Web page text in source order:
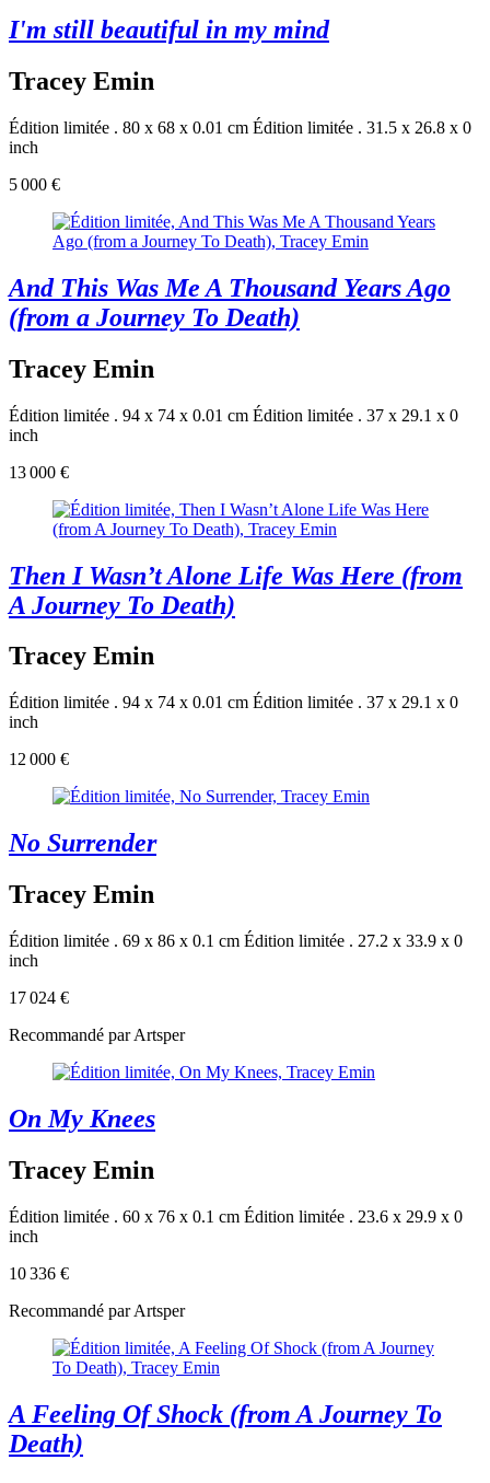
I'm still beautiful in my mind
Tracey Emin
Édition limitée . 80 x 68 x 0.01 cm Édition limitée . 31.5 x 26.8 x 0
inch
5 000 €
And This Was Me A Thousand Years Ago
(from a Journey To Death)
Tracey Emin
Édition limitée . 94 x 74 x 0.01 cm Édition limitée . 37 x 29.1 x 0
inch
13 000 €
Then I Wasn’t Alone Life Was Here (from
A Journey To Death)
Tracey Emin
Édition limitée . 94 x 74 x 0.01 cm Édition limitée . 37 x 29.1 x 0
inch
12 000 €
No Surrender
Tracey Emin
Édition limitée . 69 x 86 x 0.1 cm Édition limitée . 27.2 x 33.9 x 0
inch
17 024 €
Recommandé par Artsper
On My Knees
Tracey Emin
Édition limitée . 60 x 76 x 0.1 cm Édition limitée . 23.6 x 29.9 x 0
inch
10 336 €
Recommandé par Artsper
A Feeling Of Shock (from A Journey To
Death)